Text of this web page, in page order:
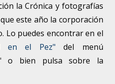
la Crónica y fotografías
este año la corporación
Lo puedes encontrar en el
en el Pez" del menú
o bien pulsa sobre la